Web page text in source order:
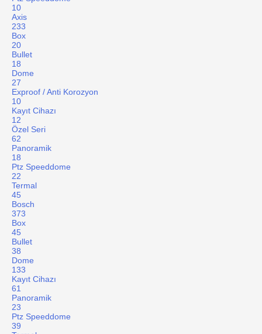
10
Axis
233
Box
20
Bullet
18
Dome
27
Exproof / Anti Korozyon
10
Kayıt Cihazı
12
Özel Seri
62
Panoramik
18
Ptz Speeddome
22
Termal
45
Bosch
373
Box
45
Bullet
38
Dome
133
Kayıt Cihazı
61
Panoramik
23
Ptz Speeddome
39